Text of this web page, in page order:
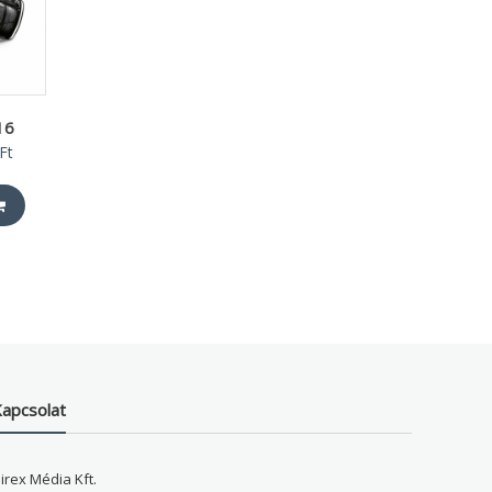
FtCurrent
is:
Média Kft.